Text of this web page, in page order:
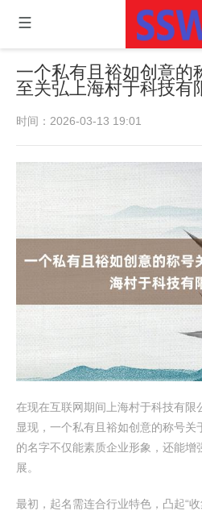
一个私有且裕如创意的
至关弘上海村于科技有
时间：2026-03-13 19:01
在现在互联网期间上海村于科技有限
显现，一个私有且裕如创意的称号
的名字不仅能素质企业形象，还能增
展。
最初，起名需连合行业特色，凸起“收